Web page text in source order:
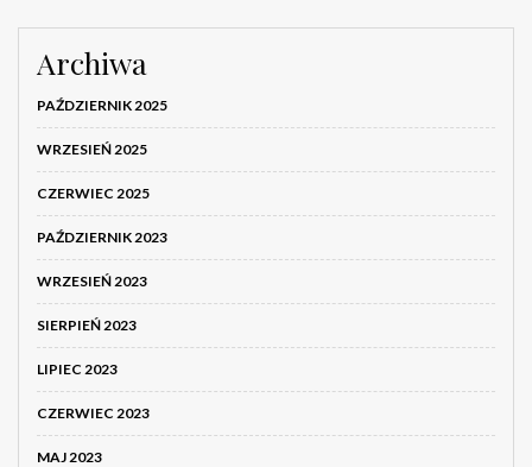
Archiwa
PAŹDZIERNIK 2025
WRZESIEŃ 2025
CZERWIEC 2025
PAŹDZIERNIK 2023
WRZESIEŃ 2023
SIERPIEŃ 2023
LIPIEC 2023
CZERWIEC 2023
MAJ 2023